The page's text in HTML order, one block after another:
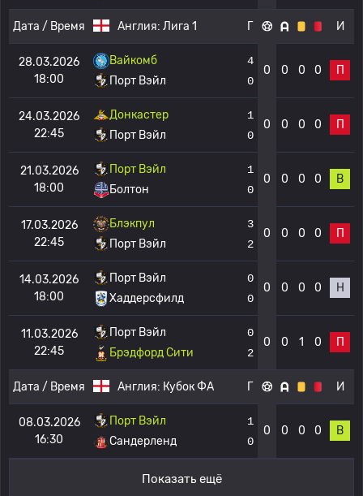
Дата / Время Англия: Лига 1 Г И
28.03.2026
18:00
Вайкомб
Порт Вэйл
4
0
0 0 0 0 П
24.03.2026
22:45
Донкастер
Порт Вэйл
1
0
0 0 0 0 П
21.03.2026
18:00
Порт Вэйл
Болтон
1
0
0 0 0 0 В
17.03.2026
22:45
Блэкпул
Порт Вэйл
3
2
0 0 0 0 П
14.03.2026
18:00
Порт Вэйл
Хаддерсфилд
0
0
0 0 0 0 Н
11.03.2026
22:45
Порт Вэйл
Брэдфорд Сити
0
2
0 0 1 0 П
Дата / Время Англия: Кубок ФА Г И
08.03.2026
16:30
Порт Вэйл
Сандерленд
1
0
0 0 0 0 В
Показать ещё